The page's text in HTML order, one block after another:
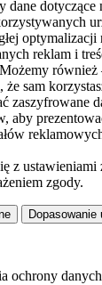
dane
optymalizacji
reklam i
również
sam
zaszyfrowane
aby
z ustawieniami
zgody.
Dopasowanie
ochrony danych